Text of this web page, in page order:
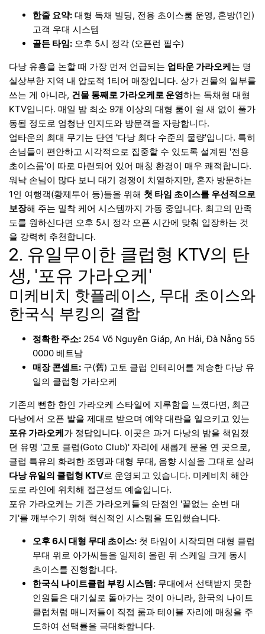
한줄 요약: 대형 독채 빌딩, 전용 초이스룸 운영, 혼방(1인)
고객 우대 시스템
골든 타임: 오후 5시 정각 (오픈런 필수)
다낭 유흥을 논할 때 가장 먼저 언급되는 업타운 가라오케는 명
실상부한 지역 내 압도적 1티어 매장입니다. 상가 건물의 일부를
쓰는 게 아니라, 건물 통째로 가라오케로 운영하는 독채형 대형
KTV입니다. 매일 밤 최소 9개 이상의 대형 룸이 쉴 새 없이 풀가
동될 정도로 엄청난 인지도와 방문객을 자랑합니다.
업타운의 최대 무기는 단연 '다낭 최다 수준의 물량'입니다. 특히
손님들이 편안하고 시각적으로 집중할 수 있도록 설계된 '전용
초이스룸'이 따로 마련되어 있어 매칭 환경이 매우 쾌적합니다.
워낙 손님이 많다 보니 대기 경쟁이 치열하지만, 혼자 방문하는
1인 여행객(황제투어 등)들을 위해 첫 타임 초이스를 우선적으로
보장해 주는 밀착 케어 시스템까지 가동 중입니다. 최고의 만족
도를 원하신다면 오후 5시 정각 오픈 시간에 맞춰 입장하는 것
을 강력히 추천합니다.
2. 유일무이한 클럽형 KTV의 탄
생, '포유 가라오케'
미케비치 핫플레이스, 무대 초이스와
한국식 부킹의 결합
정확한 주소: 254 Võ Nguyên Giáp, An Hải, Đà Nẵng 55
0000 베트남
매장 콘셉트: 구(舊) 고토 클럽 인테리어를 계승한 다낭 유
일의 클럽형 가라오케
기존의 뻔한 한인 가라오케 스타일에 지루함을 느꼈다면, 최근
다낭에서 오픈 발을 제대로 받으며 예약 대란을 일으키고 있는
포유 가라오케가 정답입니다. 이곳은 과거 다낭의 밤을 책임졌
던 유명 '고토 클럽(Goto Club)' 자리에 새롭게 문을 연 곳으로,
클럽 특유의 화려한 조명과 대형 무대, 음향 시설을 그대로 살려
다낭 유일의 클럽형 KTV로 운영되고 있습니다. 미케비치 해안
도로 라인에 위치해 접근성도 예술입니다.
포유 가라오케는 기존 가라오케들의 단점인 '끝없는 순번 대
기'를 깨부수기 위해 혁신적인 시스템을 도입했습니다.
오후 6시 대형 무대 초이스: 첫 타임이 시작되면 대형 클럽
무대 위로 아가씨들을 일제히 올린 뒤 스케일 크게 동시
초이스를 진행합니다.
한국식 나이트클럽 부킹 시스템: 무대에서 선택받지 못한
인원들은 대기실로 돌아가는 것이 아니라, 한국의 나이트
클럽처럼 매니저들이 직접 룸과 테이블 자리에 매칭을 주
도하여 선택률을 극대화합니다.